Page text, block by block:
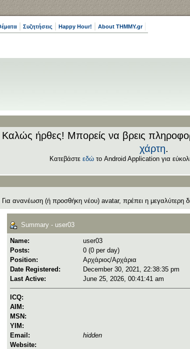
Συζητήσεις Happy Hour! About THMMY.gr
ήρθες! Μπορείς να βρεις
χάρτη.
Κατεβάστε εδώ το Android Application για
Για ανανέωση (ή προσθήκη νέου) avatar, πρέπει η μεγαλύτερη
Summary - user03
Name:
user03
Posts:
0 (0 per day)
Position:
Αρχάριος/Αρχάρια
Date Registered:
December 30, 2021, 22:38:35 pm
Last Active:
June 25, 2026, 00:41:41 am
ICQ:
AIM:
MSN:
YIM:
Email:
hidden
Website: